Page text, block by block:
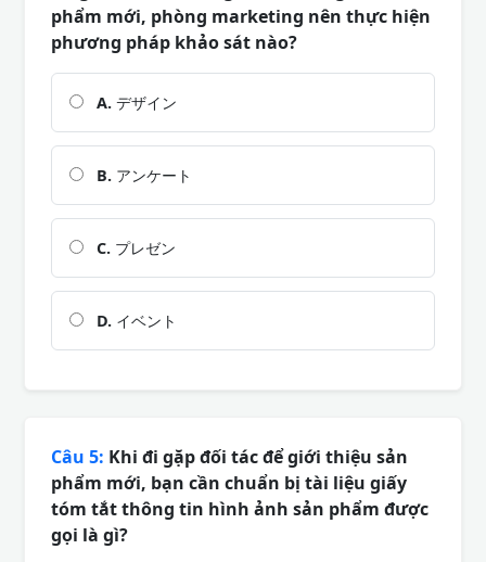
phẩm mới, phòng marketing nên thực hiện
phương pháp khảo sát nào?
A. デザイン
B. アンケート
C. プレゼン
D. イベント
Câu 5: Khi đi gặp đối tác để giới thiệu sản
phẩm mới, bạn cần chuẩn bị tài liệu giấy
tóm tắt thông tin hình ảnh sản phẩm được
gọi là gì?